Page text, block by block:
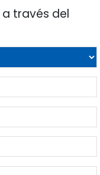
a través del